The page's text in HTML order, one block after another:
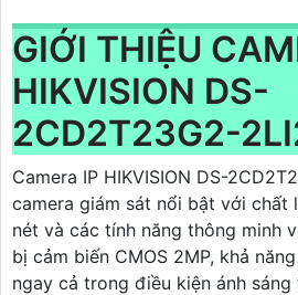
GIỚI THIỆU
HIKVISION DS-
2CD2T23G2-
Camera IP HIKVISION DS-
camera giám sát nổi bật với chất
nét và các tính năng thông minh
bị cảm biến CMOS 2MP, khả
ngay cả trong điều kiện ánh